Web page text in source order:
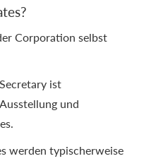
Corporation selbst
ist
und
werden typischerweise